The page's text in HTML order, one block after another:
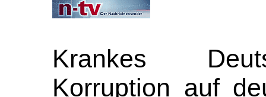
Krankes
Korruption auf